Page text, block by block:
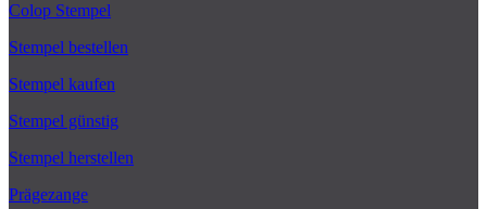
Colop Stempel
Stempel bestellen
Stempel kaufen
Stempel günstig
Stempel herstellen
Prägezange